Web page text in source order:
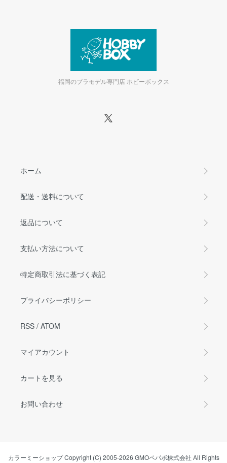
福岡のプラモデル専門店 ホビーボックス
ホーム
配送・送料について
返品について
支払い方法について
特定商取引法に基づく表記
プライバシーポリシー
RSS / ATOM
マイアカウント
カートを見る
お問い合わせ
カラーミーショップCopyright (C) 2005-2026 GMOペパボ株式会社 All Rights